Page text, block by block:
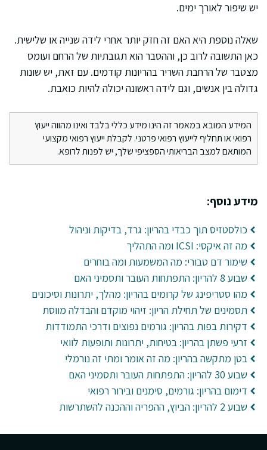
יש שיפור לאורך ימים.
שאלה נוספת היא האם זה חזק יותר אחרי לידה שנייה או שלישית.
כאן התשובה לרוב כן, וההסבר הוא תגובתיות של הרחם ועומס
מצטבר של הרחבת השריר בהריונות קודמים. עם זאת, יש שונות
גדולה בין אנשים, וגם לידה ראשונה יכולה להיות כואבת.
המידע המובא במאמר זה הינו מידע כללי בלבד ואינו מהווה ייעוץ
רפואי או תחליף לייעוץ רפואי פרטני. לקבלת ייעוץ רפואי מקצועי
המותאם למצב הבריאותי הספציפי שלך, יש לפנות לרופא.
מידע נוסף:
כולסטזיס תוך כבדי בהריון: גרד, בדיקות וניהול
מה זה איקסי: ICSI ומה התהליך
שימור דם טבורי: מה המשמעות ומה בוחרים
שבוע 8 להריון: התפתחות העובר ותסמיני האם
מהו סטריפינג של קרומים בהריון: מהלך, יתרונות וסיכונים
תסמינים של תחילת הריון: זיהוי מוקדם והבדלה מווסת
דקירות בפות בהריון: גורמים נפוצים ודרכי התמודדות
זרעי פשתן בהריון: בטיחות, יתרונות ותופעות לוואי
בטן מתקשה בהריון: מה זה אומר ומתי זה נורמלי
שבוע 30 להריון: התפתחות העובר ותסמיני האם
דימום בהריון: גורמים, סימנים ובירור רפואי
שבוע 2 להריון: הביוץ, ההפריה וההכנה להשתרשות